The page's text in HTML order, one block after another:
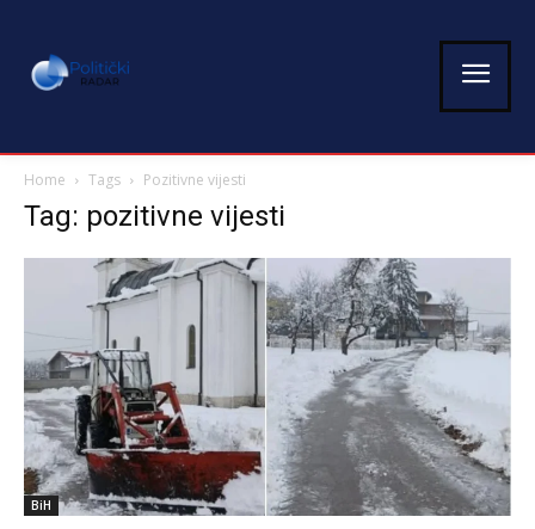
Home Tags Pozitivne vijesti
Tag: pozitivne vijesti
BiH